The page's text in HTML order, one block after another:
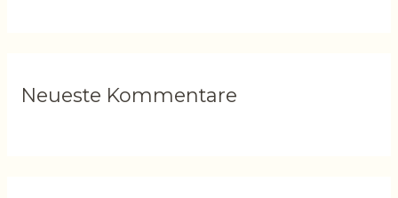
Neueste Kommentare